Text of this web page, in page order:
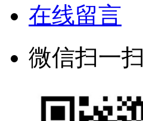
在线留言
微信扫一扫